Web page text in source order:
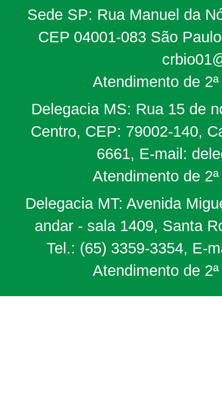
Sede SP: Rua Manuel da
CEP 04001-083 São
Atendimento de
Delegacia MS: Rua 15 de
Centro, CEP: 79002-140,
6661, E-mail:
Atendimento de
Delegacia MT: Avenida
andar - sala 1409, Santa
Tel.: (65) 3359-3354, E-
Atendimento de